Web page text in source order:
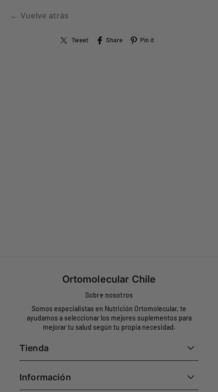
← Vuelve atrás
Tweet Share Pin it
Ortomolecular Chile
Sobre nosotros
Somos especialistas en Nutrición Ortomolecular, te
ayudamos a seleccionar los mejores suplementos para
mejorar tu salud según tu propia necesidad.
Tienda
Información